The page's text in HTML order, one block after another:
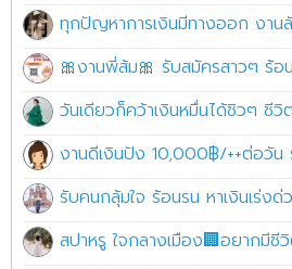
ทุกปัญหาการเงินมีทางออก งาน
🎀งานพี่ส้ม🎀 รับสมัครสาวๆ ร้อ
วันเดียวก็คว้าเงินหมื่นได้ชิวๆ ชี
งานดีเงินปัง 10,000฿/++ต่อวัน
รับคนกลุ้มใจ ร้อนรน หาเงินเร่
สปาหรู ใจกลางเมือง🏢อยากมีชี